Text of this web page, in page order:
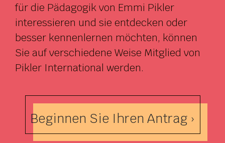
für die Pädagogik von Emmi Pikler
interessieren und sie entdecken oder
besser kennenlernen möchten, können
Sie auf verschiedene Weise Mitglied von
Pikler International werden.
Beginnen Sie Ihren Antrag ›